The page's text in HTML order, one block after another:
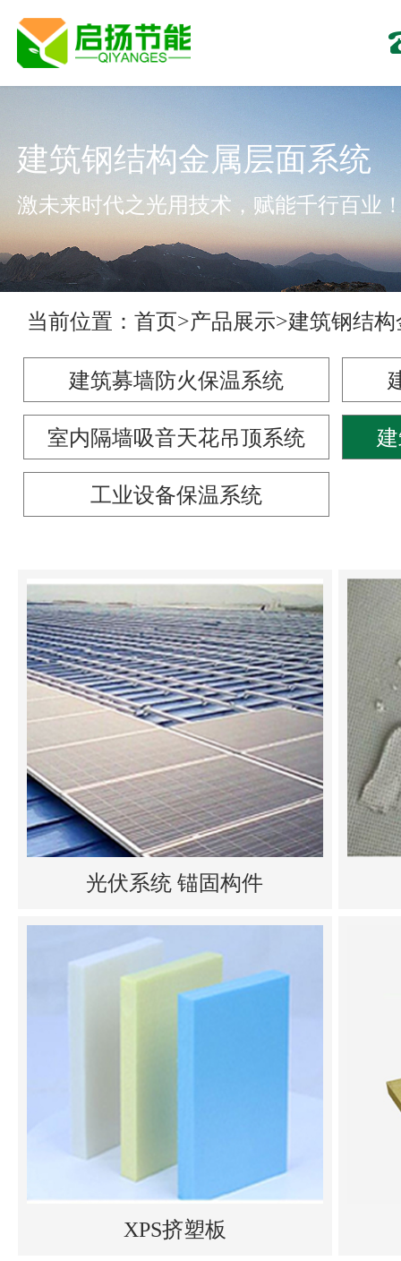
建筑钢结构金属层面系统
激未来时代之光用技术，赋能千行百业
当前位置： 首页>产品展示>建筑钢结
建筑募墙防火保温系统
室内隔墙吸音天花吊顶系统
工业设备保温系统
光伏系统 锚固构件
XPS挤塑板